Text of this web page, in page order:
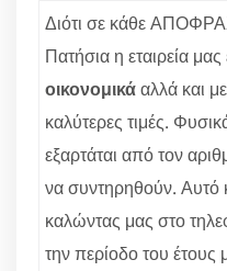
Διότι σε κάθε
Πατήσια η εταιρεία
οικονομικάαλλά και
καλύτερες τιμές.
εξαρτάται από τον
να συντηρηθούν. Αυτό
καλώντας μας στο
την περίοδο του